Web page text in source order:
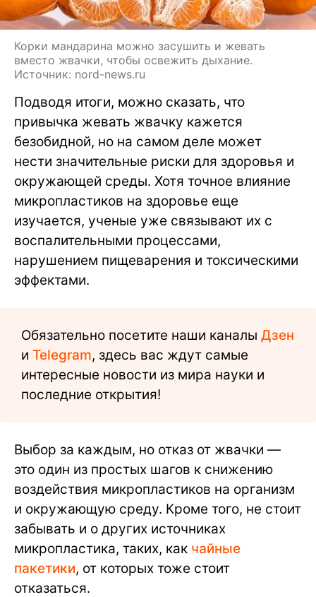
Корки мандарина можно засушить и жевать
вместо жвачки, чтобы освежить дыхание.
Источник: nord-news.ru
Подводя итоги, можно сказать, что
привычка жевать жвачку кажется
безобидной, но на самом деле может
нести значительные риски для здоровья и
окружающей среды. Хотя точное влияние
микропластиков на здоровье еще
изучается, ученые уже связывают их с
воспалительными процессами,
нарушением пищеварения и токсическими
эффектами.
Обязательно посетите наши каналы Дзен
и Telegram, здесь вас ждут самые
интересные новости из мира науки и
последние открытия!
Выбор за каждым, но отказ от жвачки —
это один из простых шагов к снижению
воздействия микропластиков на организм
и окружающую среду. Кроме того, не стоит
забывать и о других источниках
микропластика, таких, как чайные
пакетики, от которых тоже стоит
отказаться.